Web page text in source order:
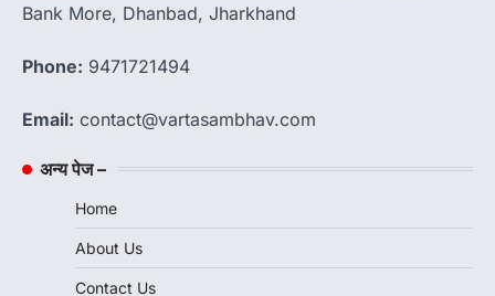
Bank More, Dhanbad, Jharkhand
Phone: 9471721494
Email: contact@vartasambhav.com
अन्य पेज –
Home
About Us
Contact Us